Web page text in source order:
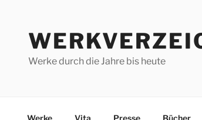
springen
Werke durch die Jahre bis heute
Werke Vita Presse Bücher